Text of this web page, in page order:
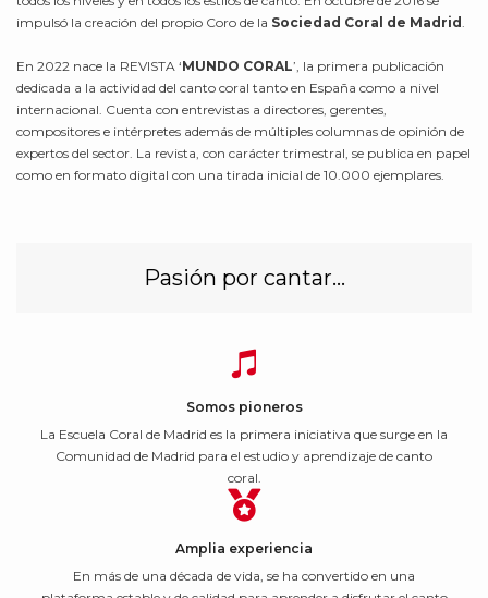
impulsó la creación del propio Coro de la Sociedad Coral de Madrid .
En 2022 nace la REVISTA ‘MUNDO CORAL’, la primera publicación
dedicada a la actividad del canto coral tanto en España como a nivel
internacional. Cuenta con entrevistas a directores, gerentes,
compositores e intérpretes además de múltiples columnas de opinión de
expertos del sector. La revista, con carácter trimestral, se publica en papel
como en formato digital con una tirada inicial de 10.000 ejemplares.
Pasión por cantar…
Somos pioneros
La Escuela Coral de Madrid es la primera iniciativa que surge en la
Comunidad de Madrid para el estudio y aprendizaje de canto
coral.
Amplia experiencia
En más de una década de vida, se ha convertido en una